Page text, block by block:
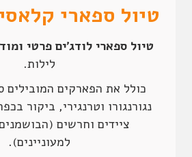
טיול ספארי
טיול ספארי לודג'ים פרטי
לילות.
כולל את הפארקים המובילים
נגורנגורו וטרנגירי, ביקור
ציידים וחרשים
למעוניינים).